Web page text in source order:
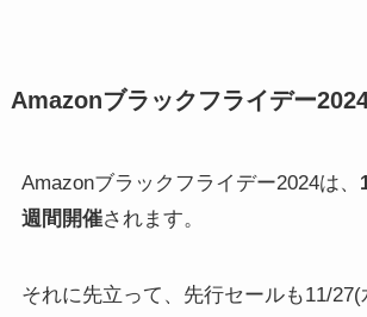
Amazonブラックフライデー
Amazonブラックフライデー2024は、
週間開催されます。
それに先立って、先行セールも11/